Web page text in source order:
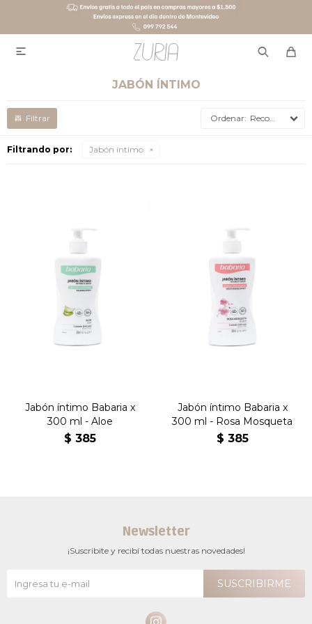

JABÓN ÍNTIMO
Recomendados
Filtrando por: Jabón íntimo
Jabón íntimo Babaria x
300 ml - Aloe
$ 385
Jabón íntimo Babaria x
300 ml - Rosa Mosqueta
$ 385
Newsletter
¡Suscribite y recibí todas nuestras novedades!
SUSCRIBIRME